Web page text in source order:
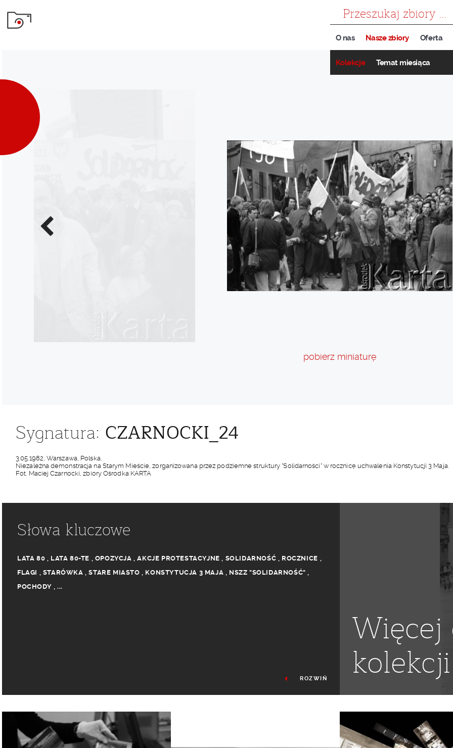
O nas Nasze zbiory
Kolekcje Temat miesiąca
Oferta
Poprzednie
zdjęcie
pobierz miniaturę
Sygnatura: CZARNOCKI_24
3.05.1982, Warszawa, Polska.
Niezależna demonstracja na Starym Mieście, zorganizowana przez podziemne struktury "Solidarności" w rocznicę uchwalenia Konstytucji 3 Maja.
Fot. Maciej Czarnocki, zbiory Ośrodka KARTA
Słowa kluczowe
LATA 80 , LATA 80-TE , OPOZYCJA ,AKCJE PROTESTACYJNE , SOLIDARNOŚĆ , ROCZNICE ,
FLAGI , STARÓWKA ,STARE MIASTO , KONSTYTUCJA 3 MAJA , NSZZ "SOLIDARNOŚĆ" ,
POCHODY ,...
ROZWIŃ
Więcej
kolekcji